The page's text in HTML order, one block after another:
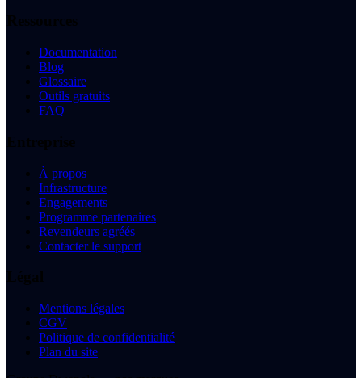
Documentation
Blog
Glossaire
Outils gratuits
FAQ
À propos
Infrastructure
Engagements
Programme partenaires
Revendeurs agréés
Contacter le support
Mentions légales
CGV
Politique de confidentialité
Plan du site